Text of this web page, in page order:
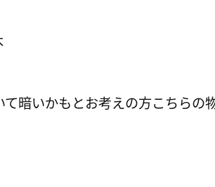
暗いかもとお考えの方こちらの